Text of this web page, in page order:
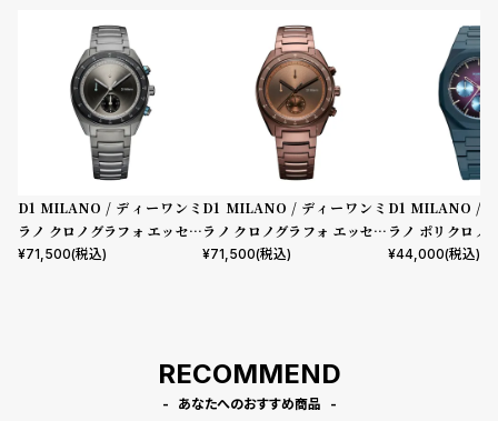
D1 MILANO / ディーワンミ
ラノ クロノグラフォ エッセン
シャル ブラック
¥71,500(税込)
D1 MILANO / ディーワンミ
ラノ クロノグラフォ エッセン
シャル ブラウン
¥71,500(税込)
D1 MILANO /
ラノ ポリクロノ
クトラム
¥44,000(税込)
RECOMMEND
あなたへのおすすめ商品